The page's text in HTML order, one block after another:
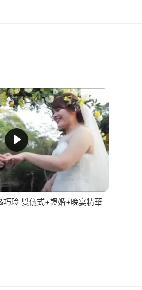
巧玲 雙儀式+證婚+晚宴精華